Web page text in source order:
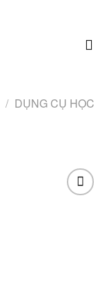
/ DỤNG CỤ HỌC